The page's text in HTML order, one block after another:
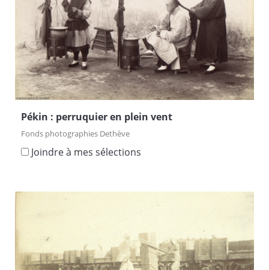
Pékin : perruquier en plein vent
Fonds photographies Dethève
Joindre à mes sélections